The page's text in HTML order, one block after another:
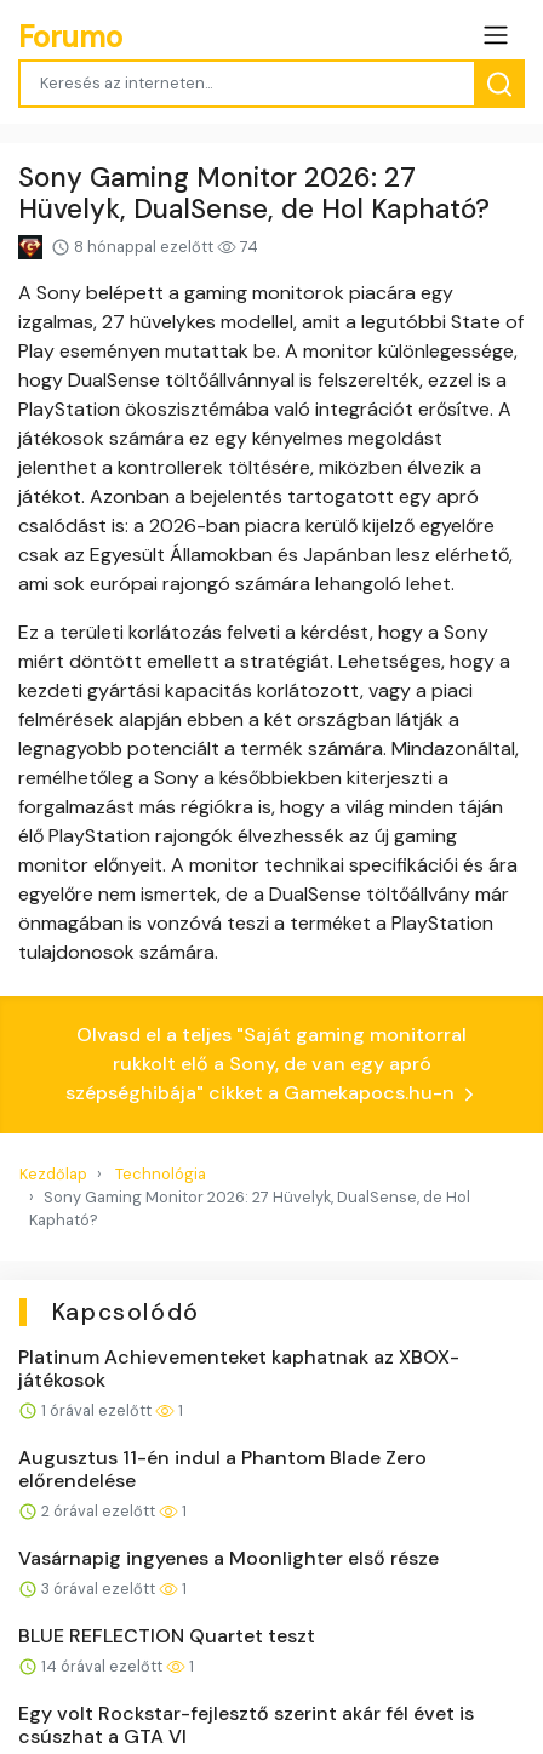
Forumo
Sony Gaming Monitor 2026: 27
Hüvelyk, DualSense, de Hol Kapható?
8 hónappal ezelőtt 74
A Sony belépett a gaming monitorok piacára egy
izgalmas, 27 hüvelykes modellel, amit a legutóbbi State of
Play eseményen mutattak be. A monitor különlegessége,
hogy DualSense töltőállvánnyal is felszerelték, ezzel is a
PlayStation ökoszisztémába való integrációt erősítve. A
játékosok számára ez egy kényelmes megoldást
jelenthet a kontrollerek töltésére, miközben élvezik a
játékot. Azonban a bejelentés tartogatott egy apró
csalódást is: a 2026-ban piacra kerülő kijelző egyelőre
csak az Egyesült Államokban és Japánban lesz elérhető,
ami sok európai rajongó számára lehangoló lehet.
Ez a területi korlátozás felveti a kérdést, hogy a Sony
miért döntött emellett a stratégiát. Lehetséges, hogy a
kezdeti gyártási kapacitás korlátozott, vagy a piaci
felmérések alapján ebben a két országban látják a
legnagyobb potenciált a termék számára. Mindazonáltal,
remélhetőleg a Sony a későbbiekben kiterjeszti a
forgalmazást más régiókra is, hogy a világ minden táján
élő PlayStation rajongók élvezhessék az új gaming
monitor előnyeit. A monitor technikai specifikációi és ára
egyelőre nem ismertek, de a DualSense töltőállvány már
önmagában is vonzóvá teszi a terméket a PlayStation
tulajdonosok számára.
Olvasd el a teljes "Saját gaming monitorral
rukkolt elő a Sony, de van egy apró
szépséghibája" cikket a Gamekapocs.hu-n
Kezdőlap
Technológia
Sony Gaming Monitor 2026: 27 Hüvelyk, DualSense, de Hol
Kapható?
Kapcsolódó
Platinum Achievementeket kaphatnak az XBOX-
játékosok
1 órával ezelőtt 1
Augusztus 11-én indul a Phantom Blade Zero
előrendelése
2 órával ezelőtt 1
Vasárnapig ingyenes a Moonlighter első része
3 órával ezelőtt 1
BLUE REFLECTION Quartet teszt
14 órával ezelőtt 1
Egy volt Rockstar-fejlesztő szerint akár fél évet is
csúszhat a GTA VI